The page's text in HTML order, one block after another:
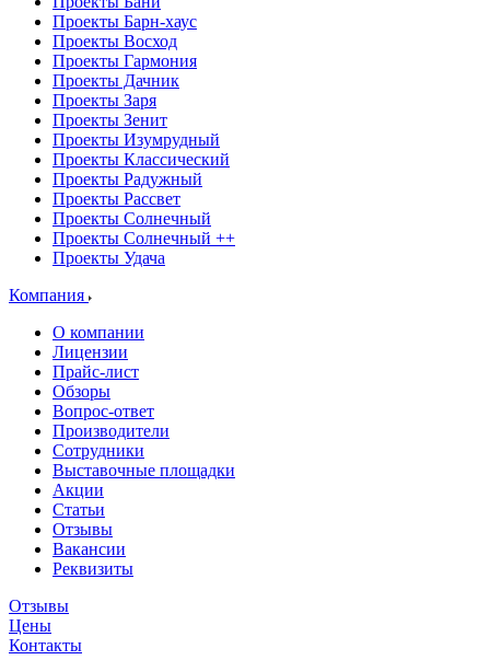
Проекты Барн-хаус
Проекты Восход
Проекты Гармония
Проекты Дачник
Проекты Заря
Проекты Зенит
Проекты Изумрудный
Проекты Классический
Проекты Радужный
Проекты Рассвет
Проекты Солнечный
Проекты Солнечный ++
Проекты Удача
Компания
О компании
Лицензии
Прайс-лист
Обзоры
Вопрос-ответ
Производители
Сотрудники
Выставочные площадки
Акции
Статьи
Отзывы
Вакансии
Реквизиты
Отзывы
Цены
Контакты